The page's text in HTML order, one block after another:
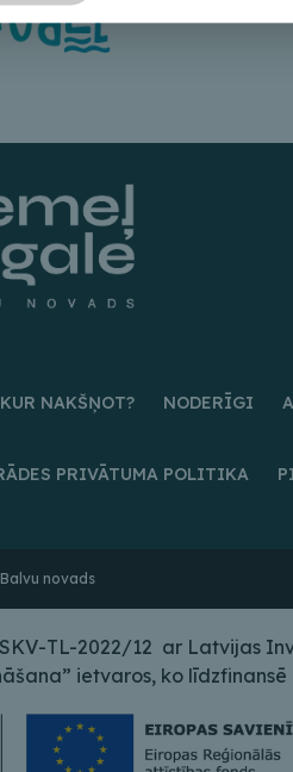
KUR NAKŠŅOT? NODERĪGI
PRIVĀTUMA POLITIKA
novads
TL-2022/12 ar Latvijas
ietvaros, ko